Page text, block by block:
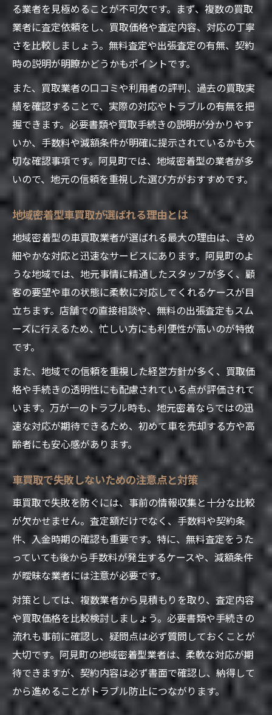
車買取業者の対応力と信頼性の見抜き方
古い車や廃車も安心できる売却のコツ
古い車の車買取で高く売るための工夫
廃車でも安心して車買取を利用する方法
車買取業者の廃車対応力を見極めるコツ
年式や状態に左右されない車買取の秘訣
壊れた車を車買取で売る際の注意点
出張査定や手数料は車買取選びの要
無料出張査定が車買取で選ばれる理由
車買取の手数料や諸費用の比較ポイント
出張査定の流れと車買取での活用方法
手数料トラブルを防ぐ車買取業者の見極め
車買取で費用負担を減らすコツを紹介
る業者を見極めることが不可欠です。まず、複数の買取
業者に査定依頼をし、買取価格や査定内容、対応の丁寧
さを比較しましょう。無料査定や出張査定の有無、契約
時の説明が明瞭かどうかもポイントです。
また、買取業者の口コミや利用者の評判、過去の買取実
績を確認することで、実際の対応やトラブルの有無を把
握できます。必要書類や買取手続きの説明が分かりやす
いか、手数料や減額条件が明確に提示されているかも大
切な確認事項です。阿見町では、地域密着型の業者が多
いので、地元の信頼を重視した選び方がおすすめです。
地域密着型車買取が選ばれる理由とは
地域密着型の車買取業者が選ばれる最大の理由は、きめ
細やかな対応と迅速なサービスにあります。阿見町のよ
うな地域では、地元事情に精通したスタッフが多く、顧
客の要望や車の状態に柔軟に対応してくれるケースが目
立ちます。店舗での直接相談や、無料の出張査定もスム
ーズに行えるため、忙しい方にも利便性が高いのが特徴
です。
また、地域での信頼を重視した経営方針が多く、買取価
格や手続きの透明性にも配慮されている点が評価されて
います。万が一のトラブル時も、地元密着ならではの迅
速な対応が期待できるため、初めて車を売却する方や高
齢者にも安心感があります。
車買取で失敗しないための注意点と対策
車買取で失敗を防ぐには、事前の情報収集と十分な比較
が欠かせません。査定額だけでなく、手数料や契約条
件、入金時期の確認も重要です。特に、無料査定をうた
っていても後から手数料が発生するケースや、減額条件
が曖昧な業者には注意が必要です。
対策としては、複数業者から見積もりを取り、査定内容
や買取価格を比較検討しましょう。必要書類や手続きの
流れも事前に確認し、疑問点は必ず質問しておくことが
大切です。阿見町の地域密着型業者は、柔軟な対応が期
待できますが、契約内容は必ず書面で確認し、納得して
から進めることがトラブル防止につながります。